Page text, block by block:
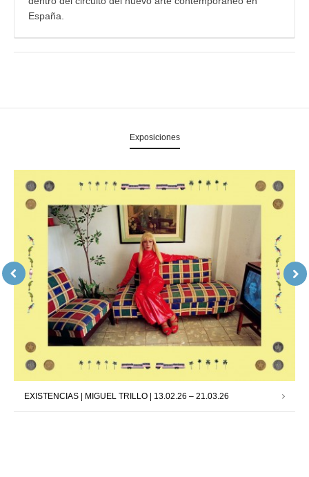
España.
Exposiciones
EXISTENCIAS | MIGUEL TRILLO | 13.02.26 – 21.03.26